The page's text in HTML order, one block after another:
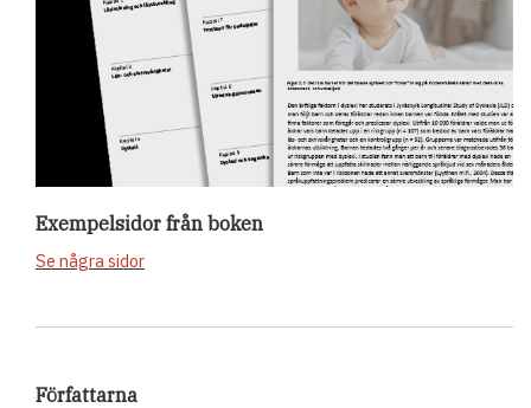
Exempelsidor från boken
Se några sidor
Författarna